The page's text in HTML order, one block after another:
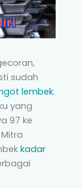
sudah
lembek.
yang
97 ke
kadar